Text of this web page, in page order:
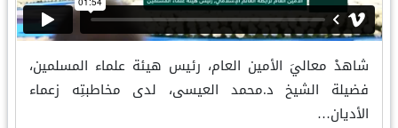
شاهدْ معاليَ الأمين العام، رئيس هيئة علماء المسلمين،
فضيلة الشيخ د.محمد العيسى، لدى مخاطبتِه زعماء
الأديان…